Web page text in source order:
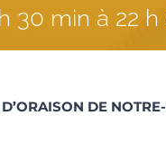
h 30 min à 22
DE